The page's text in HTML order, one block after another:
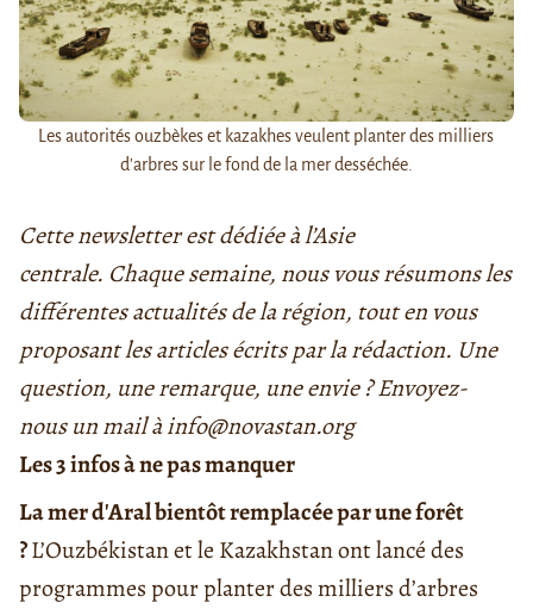
Les autorités ouzbèkes et kazakhes veulent planter des milliers
d'arbres sur le fond de la mer desséchée.
Cette newsletter est dédiée à l’Asie
centrale. Chaque semaine, nous vous résumons les
différentes actualités de la région, tout en vous
proposant les articles écrits par la rédaction. Une
question, une remarque, une envie ? Envoyez-
nous un mail à info@novastan.org
Les 3 infos à ne pas manquer
La mer d'Aral bientôt remplacée par une forêt
?L’Ouzbékistan et le Kazakhstan ont lancé des
programmes pour planter des milliers d’arbres